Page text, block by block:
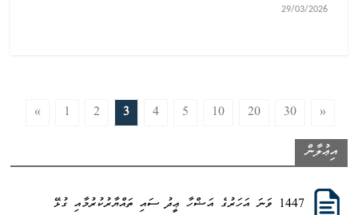
29/03/2026
« 1 2 3 4 5 10 20 30 »
އިޢުލާން
1447 ވަނަ އަހަރުގެ އަޟްހާ ޢީދު ސައި ތައްޔާރުކުރުމާއި ގުޅޭ